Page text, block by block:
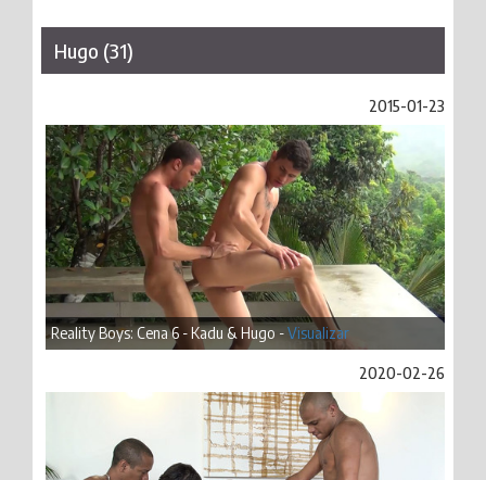
Hugo (31)
2015-01-23
Reality Boys: Cena 6 - Kadu & Hugo -Visualizar
2020-02-26